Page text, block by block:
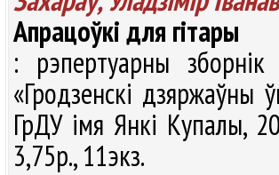
Апрацоўкі для гітары
: рэпертуарны
«Гродзенскі дзяржаўны
ГрДУ імя Янкі Купалы,
3,75р., 11экз.